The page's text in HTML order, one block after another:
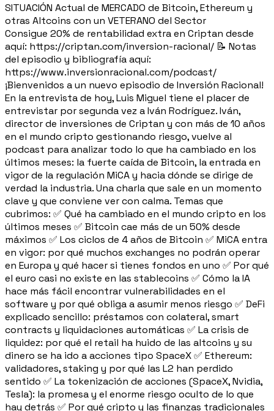
SITUACIÓN Actual de MERCADO de Bitcoin, Ethereum y
otras Altcoins con un VETERANO del Sector
Consigue 20% de rentabilidad extra en Criptan desde
aquí: https://criptan.com/inversion-racional/ 📝 Notas
del episodio y bibliografía aquí:
https://www.inversionracional.com/podcast/
¡Bienvenidos a un nuevo episodio de Inversión Racional!
En la entrevista de hoy, Luis Miguel tiene el placer de
entrevistar por segunda vez a Iván Rodríguez. Iván,
director de inversiones de Criptan y con más de 10 años
en el mundo cripto gestionando riesgo, vuelve al
podcast para analizar todo lo que ha cambiado en los
últimos meses: la fuerte caída de Bitcoin, la entrada en
vigor de la regulación MiCA y hacia dónde se dirige de
verdad la industria. Una charla que sale en un momento
clave y que conviene ver con calma. Temas que
cubrimos: ✅ Qué ha cambiado en el mundo cripto en los
últimos meses ✅ Bitcoin cae más de un 50% desde
máximos ✅ Los ciclos de 4 años de Bitcoin ✅ MiCA entra
en vigor: por qué muchos exchanges no podrán operar
en Europa y qué hacer si tienes fondos en uno ✅ Por qué
el euro casi no existe en las stablecoins ✅ Cómo la IA
hace más fácil encontrar vulnerabilidades en el
software y por qué obliga a asumir menos riesgo ✅ DeFi
explicado sencillo: préstamos con colateral, smart
contracts y liquidaciones automáticas ✅ La crisis de
liquidez: por qué el retail ha huido de las altcoins y su
dinero se ha ido a acciones tipo SpaceX ✅ Ethereum:
validadores, staking y por qué las L2 han perdido
sentido ✅ La tokenización de acciones (SpaceX, Nvidia,
Tesla): la promesa y el enorme riesgo oculto de lo que
hay detrás ✅ Por qué cripto y las finanzas tradicionales